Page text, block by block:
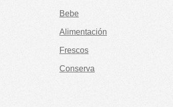
Bebe
Alimentación
Frescos
Conserva